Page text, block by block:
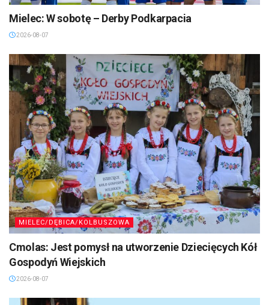
Mielec: W sobotę – Derby Podkarpacia
2026-08-07
MIELEC/DĘBICA/KOLBUSZOWA
Cmolas: Jest pomysł na utworzenie Dziecięcych Kół
Gospodyń Wiejskich
2026-08-07